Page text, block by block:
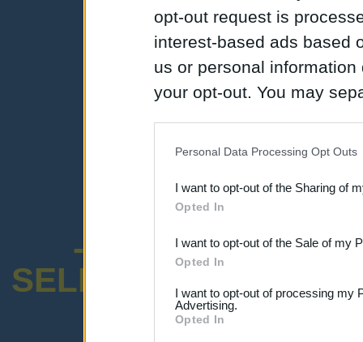
opt-out request is
interest-based ads based
us or personal
your opt-out. You may
Downstream Participants
third parties.
Personal Data Processing Opt Outs
I want to opt-out of the Sharing of
Opted In
I want to opt-out of the Sale of my
Opted In
I want to opt-out of processing my
Advertising.
Opted In
-ENCUESTA
SELECTIVO